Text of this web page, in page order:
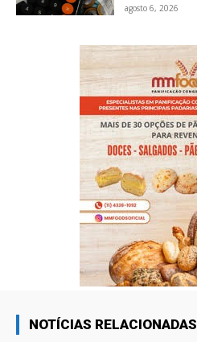
agosto 6, 2026
NOTÍCIAS RELACIONADAS